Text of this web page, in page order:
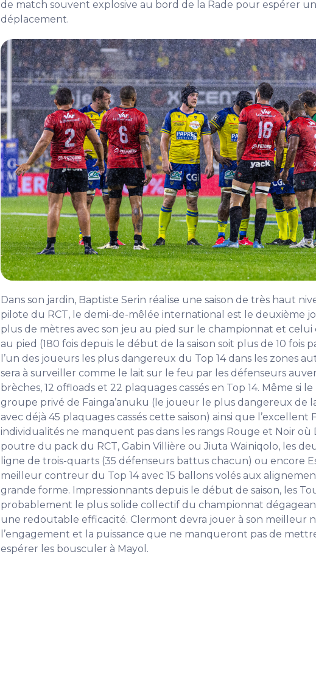
de match souvent explosive au bord de la Rade pour espérer
déplacement.
Dans son jardin, Baptiste Serin réalise une saison de très haut
pilote du RCT, le demi-de-mêlée international est le deuxième
plus de mètres avec son jeu au pied sur le championnat et
au pied (180 fois depuis le début de la saison soit plus de 10 fois
l’un des joueurs les plus dangereux du Top 14 dans les zones
sera à surveiller comme le lait sur le feu par les défenseurs
brèches, 12 offloads et 22 plaquages cassés en Top 14. Même si
groupe privé de Fainga’anuku (le joueur le plus dangereux de
avec déjà 45 plaquages cassés cette saison) ainsi que l’excellent
individualités ne manquent pas dans les rangs Rouge et Noir où
poutre du pack du RCT, Gabin Villière ou Jiuta Wainiqolo, les
ligne de trois-quarts (35 défenseurs battus chacun) ou encore
meilleur contreur du Top 14 avec 15 ballons volés aux
grande forme. Impressionnants depuis le début de saison, les
probablement le plus solide collectif du championnat
une redoutable efficacité. Clermont devra jouer à son meilleur
l’engagement et la puissance que ne manqueront pas de
espérer les bousculer à Mayol.